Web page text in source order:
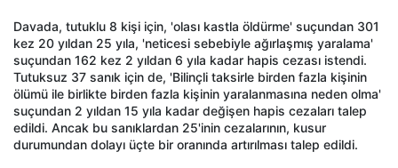
Davada, tutuklu 8 kişi için, 'olası kastla öldürme' suçundan 301
kez 20 yıldan 25 yıla, 'neticesi sebebiyle ağırlaşmış yaralama'
suçundan 162 kez 2 yıldan 6 yıla kadar hapis cezası istendi.
Tutuksuz 37 sanık için de, 'Bilinçli taksirle birden fazla kişinin
ölümü ile birlikte birden fazla kişinin yaralanmasına neden olma'
suçundan 2 yıldan 15 yıla kadar değişen hapis cezaları talep
edildi. Ancak bu sanıklardan 25'inin cezalarının, kusur
durumundan dolayı üçte bir oranında artırılması talep edildi.